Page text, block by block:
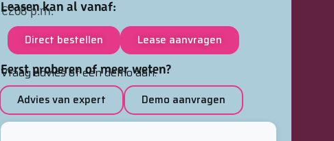
Leasen kan al vanaf:
€208 p.m.
Direct bestellen
Lease aanvragen
Eerst proberen of meer weten?
Vraag advies of een demo aan.
Advies van expert Demo aanvragen